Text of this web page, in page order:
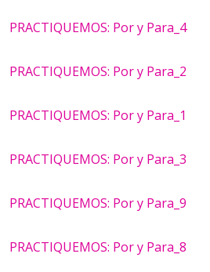
PRACTIQUEMOS: Por y Para_4
PRACTIQUEMOS: Por y Para_2
PRACTIQUEMOS: Por y Para_1
PRACTIQUEMOS: Por y Para_3
PRACTIQUEMOS: Por y Para_9
PRACTIQUEMOS: Por y Para_8